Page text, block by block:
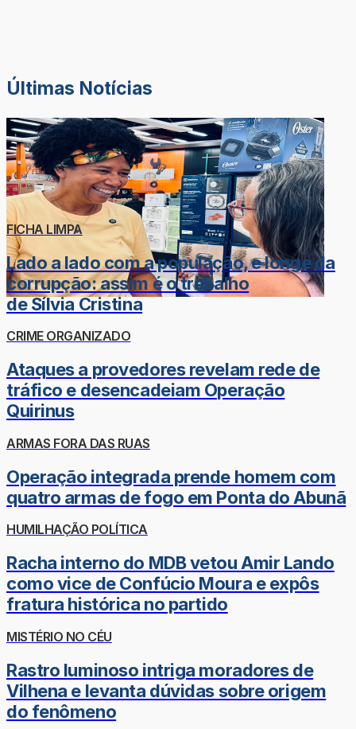
Últimas Notícias
FICHA LIMPA
Lado a lado com a população, e longe da
corrupção: assim é o trabalho
de Sílvia Cristina
CRIME ORGANIZADO
Ataques a provedores revelam rede de
tráfico e desencadeiam Operação
Quirinus
ARMAS FORA DAS RUAS
Operação integrada prende homem com
quatro armas de fogo em Ponta do Abunã
HUMILHAÇÃO POLÍTICA
Racha interno do MDB vetou Amir Lando
como vice de Confúcio Moura e expôs
fratura histórica no partido
MISTÉRIO NO CÉU
Rastro luminoso intriga moradores de
Vilhena e levanta dúvidas sobre origem
do fenômeno